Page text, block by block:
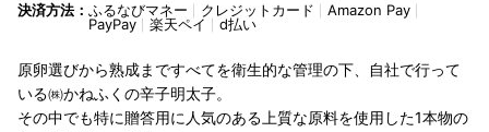
決済方法： ふるなびマネー クレジットカード
Amazon Pay
PayPay
楽天ペイ d払い
原卵選びから熟成まですべてを衛生的な管理の下、自社で行って
いる㈱かねふくの辛子明太子。
その中でも特に贈答用に人気のある上質な原料を使用した1本物の